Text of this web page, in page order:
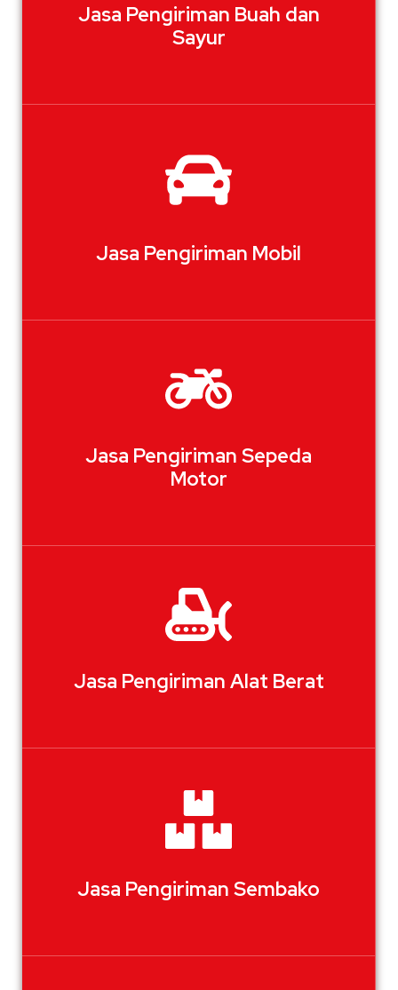
Jasa Pengiriman Buah dan
Sayur
Jasa Pengiriman Mobil
Jasa Pengiriman Sepeda
Motor
Jasa Pengiriman Alat Berat
Jasa Pengiriman Sembako